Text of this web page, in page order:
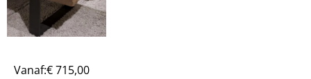
Vanaf:€715,00